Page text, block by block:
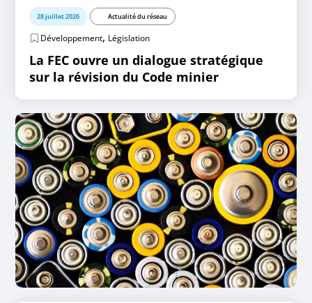
28 juillet 2026 Actualité du réseau
Développement, Législation
La FEC ouvre un dialogue stratégique
sur la révision du Code minier